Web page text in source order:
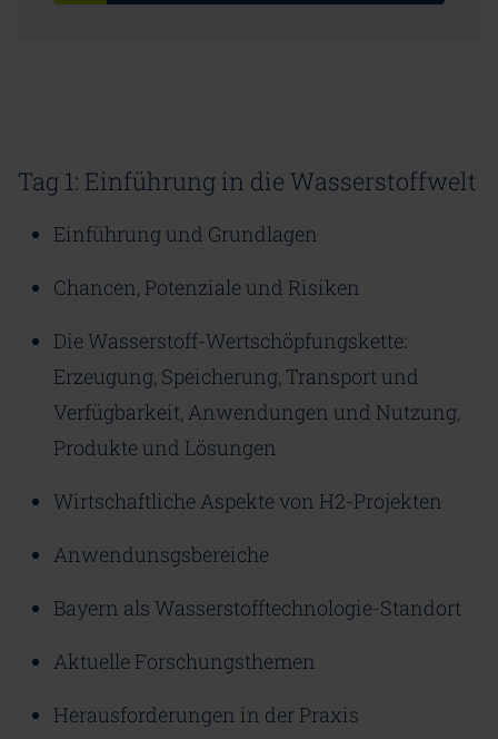
Tag 1: Einführung in die Wasserstoffwelt
Einführung und Grundlagen
Chancen, Potenziale und Risiken
Die Wasserstoff-Wertschöpfungskette:
Erzeugung, Speicherung, Transport und
Verfügbarkeit, Anwendungen und Nutzung,
Produkte und Lösungen
Wirtschaftliche Aspekte von H2-Projekten
Anwendunsgsbereiche
Bayern als Wasserstofftechnologie-Standort
Aktuelle Forschungsthemen
Herausforderungen in der Praxis